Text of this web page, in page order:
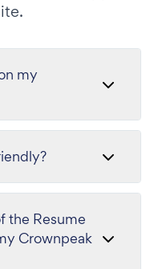
my
the Resume
Crownpeak